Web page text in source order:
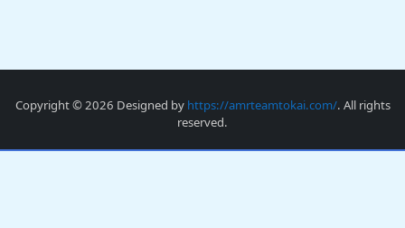
Copyright © 2026 Designed by https://amrteamtokai.com/. All rights
reserved.